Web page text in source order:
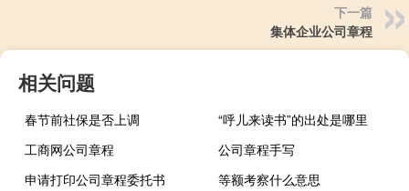
下一篇
集体企业公司章程
相关问题
春节前社保是否上调
“呼儿来读书”的出处是哪里
工商网公司章程
公司章程手写
申请打印公司章程委托书
等额考察什么意思